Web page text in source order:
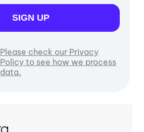
SIGN UP
Please check our Privacy
Policy to see how we process
data.